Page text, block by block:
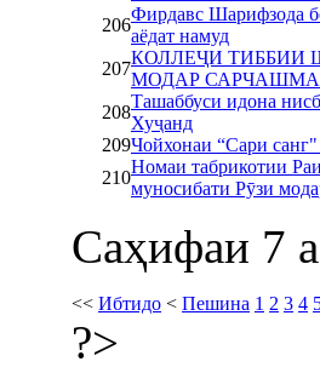
206
Фирдавс Шарифзода
аёдат намуд
207
КОЛЛЕҶИ ТИББИИ
МОДАР САРЧАШМА
208
Ташаббуси идона
Хуҷанд
209Чойхонаи “Сари
210
Номаи табрикотии
муносибати Рӯзи
Саҳифаи 7
<< Ибтидо < Пешина 1 2 3 4
?>